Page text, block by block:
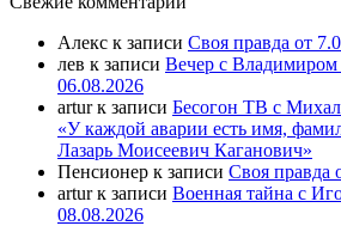
Алекс к записи Своя правда от
лев к записи Вечер с
06.08.2026
arturк записи Бесогон ТВ с
«У каждой аварии есть имя,
Лазарь Моисеевич Каганович»
Пенсионер к записи Своя правда
arturк записи Военная тайна с
08.08.2026